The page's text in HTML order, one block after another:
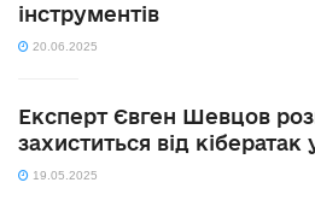
інструментів
20.06.2025
Експерт Євген Шевцов
захиститься від кібератак
19.05.2025